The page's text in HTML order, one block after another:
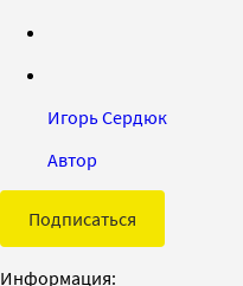
Игорь Сердюк
Автор
Подписаться
Информация: